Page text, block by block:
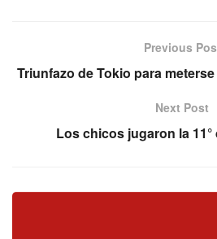
Previous
Triunfazo de Tokio para
Next Post
Los chicos jugaron la 11°